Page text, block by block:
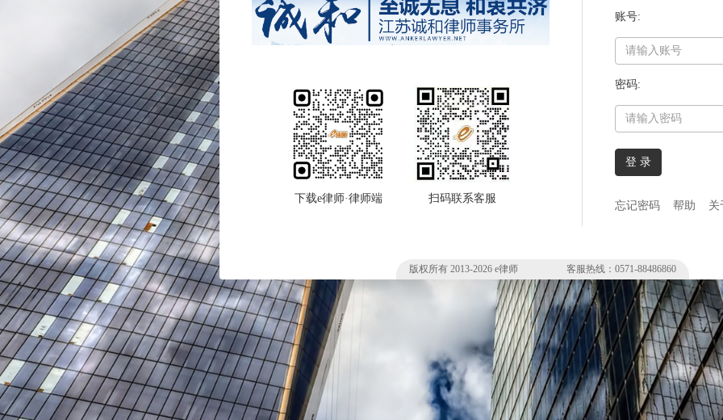
下载e律师·律师端 扫码联系客服
账号:
密码:
登 录
忘记密码 帮助 关
版权所有 2013-2026e律师 客服热线：0571-88486860